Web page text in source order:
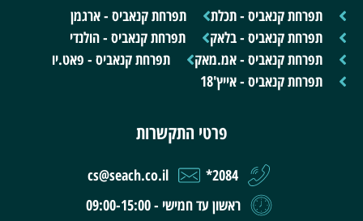
תפרחת קנאביס - תכלת
תפרחת קנאביס - ארגמן
תפרחת קנאביס - בלאק
תפרחת קנאביס - הולנדי
תפרחת קנאביס - אמ.מאק
תפרחת קנאביס - פאט.יו
תפרחת קנאביס - אייץ'18
פרטי התקשרות
2084*
cs@seach.co.il
ראשון עד חמישי - 09:00-15:00